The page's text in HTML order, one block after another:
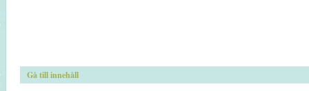
Gå till innehåll